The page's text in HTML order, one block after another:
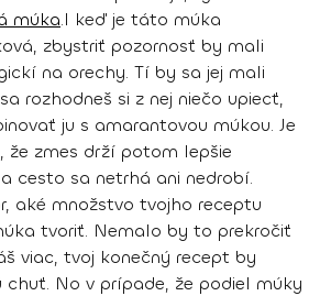
múka.I keď je táto múka
zbystriť pozornosť by mali
na orechy. Tí by sa jej mali
rozhodneš si z nej niečo upiecť,
ju s amarantovou múkou. Je
že zmes drží potom lepšie
cesto sa netrhá ani nedrobí.
aké množstvo tvojho receptu
tvoriť. Nemalo by to prekročiť
viac, tvoj konečný recept by
No v prípade, že podiel múky